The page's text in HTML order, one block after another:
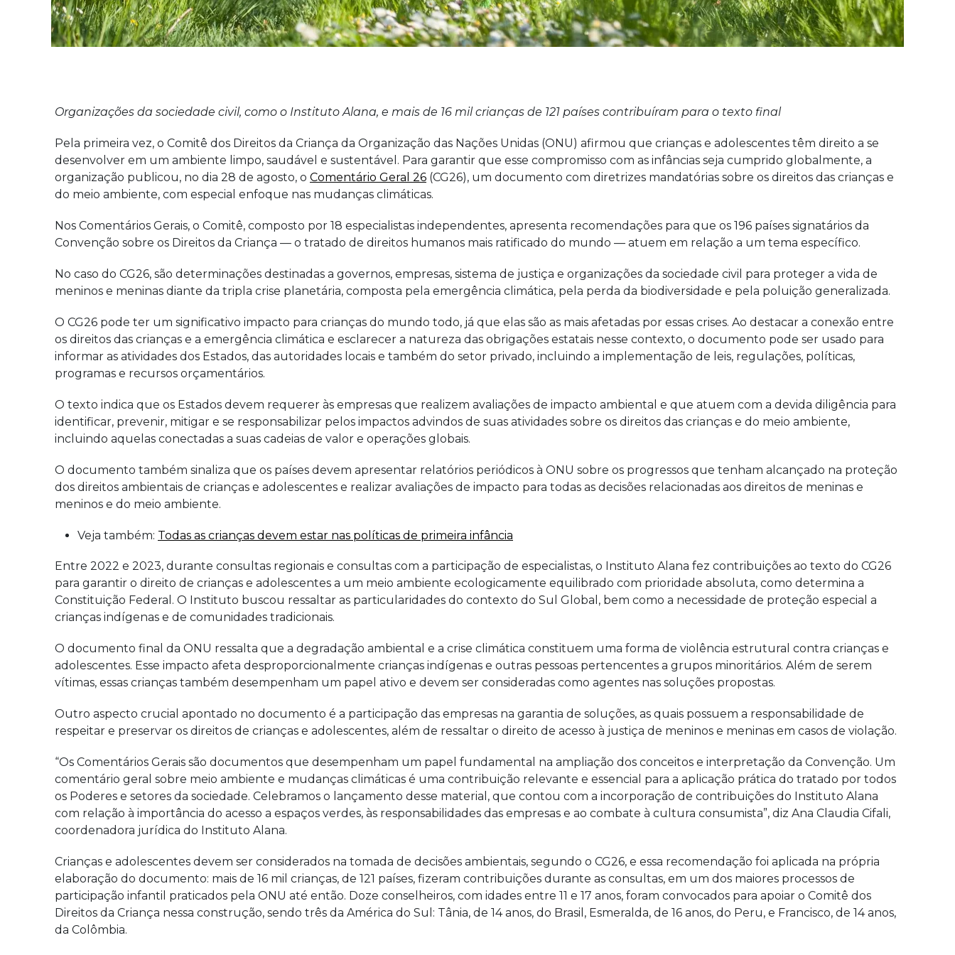
Organizações da sociedade civil, como o Instituto Alana, e mais de 16 mil crianças de 121 países contribuíram para o texto final
Pela primeira vez, o Comitê dos Direitos da Criança da Organização das Nações Unidas (ONU) afirmou que crianças e adolescentes têm direito a se
desenvolver em um ambiente limpo, saudável e sustentável. Para garantir que esse compromisso com as infâncias seja cumprido globalmente, a
organização publicou, no dia 28 de agosto, o Comentário Geral 26 (CG26), um documento com diretrizes mandatórias sobre os direitos das crianças e
do meio ambiente, com especial enfoque nas mudanças climáticas.
Nos Comentários Gerais, o Comitê, composto por 18 especialistas independentes, apresenta recomendações para que os 196 países signatários da
Convenção sobre os Direitos da Criança — o tratado de direitos humanos mais ratificado do mundo — atuem em relação a um tema específico.
No caso do CG26, são determinações destinadas a governos, empresas, sistema de justiça e organizações da sociedade civil para proteger a vida de
meninos e meninas diante da tripla crise planetária, composta pela emergência climática, pela perda da biodiversidade e pela poluição generalizada.
O CG26 pode ter um significativo impacto para crianças do mundo todo, já que elas são as mais afetadas por essas crises. Ao destacar a conexão entre
os direitos das crianças e a emergência climática e esclarecer a natureza das obrigações estatais nesse contexto, o documento pode ser usado para
informar as atividades dos Estados, das autoridades locais e também do setor privado, incluindo a implementação de leis, regulações, políticas,
programas e recursos orçamentários.
O texto indica que os Estados devem requerer às empresas que realizem avaliações de impacto ambiental e que atuem com a devida diligência para
identificar, prevenir, mitigar e se responsabilizar pelos impactos advindos de suas atividades sobre os direitos das crianças e do meio ambiente,
incluindo aquelas conectadas a suas cadeias de valor e operações globais.
O documento também sinaliza que os países devem apresentar relatórios periódicos à ONU sobre os progressos que tenham alcançado na proteção
dos direitos ambientais de crianças e adolescentes e realizar avaliações de impacto para todas as decisões relacionadas aos direitos de meninas e
meninos e do meio ambiente.
Veja também: Todas as crianças devem estar nas políticas de primeira infância
Entre 2022 e 2023, durante consultas regionais e consultas com a participação de especialistas, o Instituto Alana fez contribuições ao texto do CG26
para garantir o direito de crianças e adolescentes a um meio ambiente ecologicamente equilibrado com prioridade absoluta, como determina a
Constituição Federal. O Instituto buscou ressaltar as particularidades do contexto do Sul Global, bem como a necessidade de proteção especial a
crianças indígenas e de comunidades tradicionais.
O documento final da ONU ressalta que a degradação ambiental e a crise climática constituem uma forma de violência estrutural contra crianças e
adolescentes. Esse impacto afeta desproporcionalmente crianças indígenas e outras pessoas pertencentes a grupos minoritários. Além de serem
vítimas, essas crianças também desempenham um papel ativo e devem ser consideradas como agentes nas soluções propostas.
Outro aspecto crucial apontado no documento é a participação das empresas na garantia de soluções, as quais possuem a responsabilidade de
respeitar e preservar os direitos de crianças e adolescentes, além de ressaltar o direito de acesso à justiça de meninos e meninas em casos de violação.
“Os Comentários Gerais são documentos que desempenham um papel fundamental na ampliação dos conceitos e interpretação da Convenção. Um
comentário geral sobre meio ambiente e mudanças climáticas é uma contribuição relevante e essencial para a aplicação prática do tratado por todos
os Poderes e setores da sociedade. Celebramos o lançamento desse material, que contou com a incorporação de contribuições do Instituto Alana
com relação à importância do acesso a espaços verdes, às responsabilidades das empresas e ao combate à cultura consumista”, diz Ana Claudia Cifali,
coordenadora jurídica do Instituto Alana.
Crianças e adolescentes devem ser considerados na tomada de decisões ambientais, segundo o CG26, e essa recomendação foi aplicada na própria
elaboração do documento: mais de 16 mil crianças, de 121 países, fizeram contribuições durante as consultas, em um dos maiores processos de
participação infantil praticados pela ONU até então. Doze conselheiros, com idades entre 11 e 17 anos, foram convocados para apoiar o Comitê dos
Direitos da Criança nessa construção, sendo três da América do Sul: Tânia, de 14 anos, do Brasil, Esmeralda, de 16 anos, do Peru, e Francisco, de 14 anos,
da Colômbia.